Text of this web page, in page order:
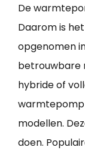
De
Daarom is
opgenomen
betrouwbare
hybride of
warmtepomp
modellen.
doen.